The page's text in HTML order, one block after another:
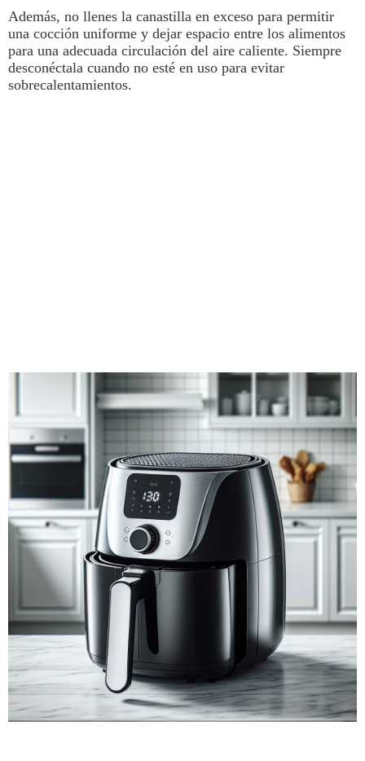
Además, no llenes la canastilla en exceso para permitir
una cocción uniforme y dejar espacio entre los alimentos
para una adecuada circulación del aire caliente. Siempre
desconéctala cuando no esté en uso para evitar
sobrecalentamientos.